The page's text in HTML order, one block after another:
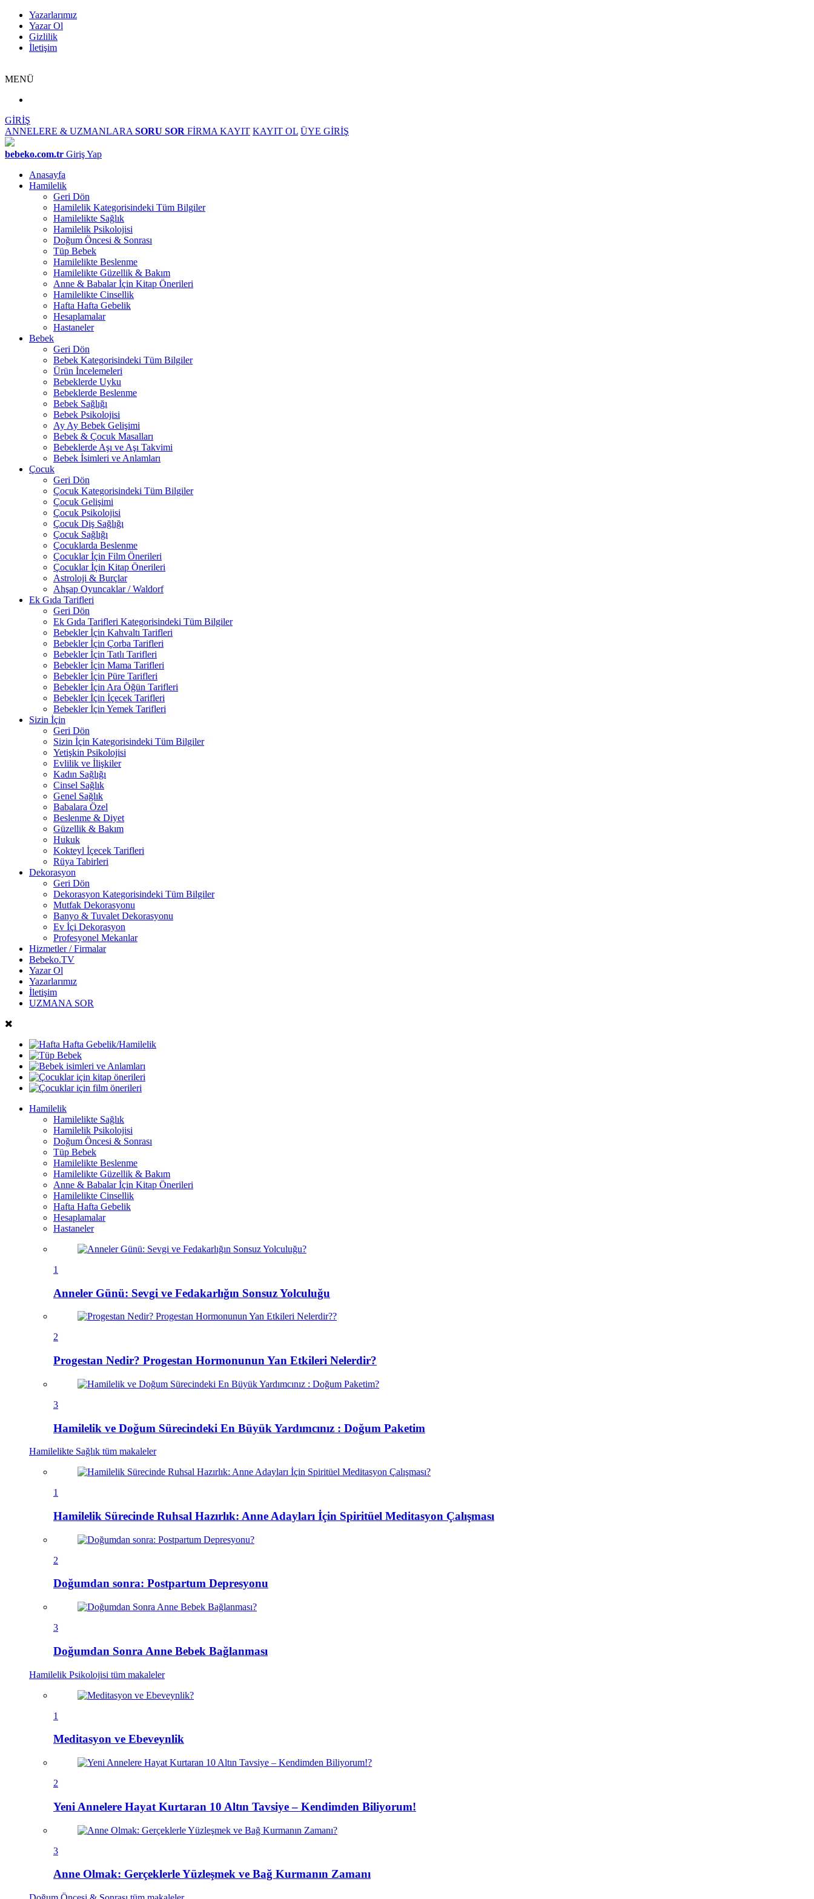
Yazarlarımız
Yazar Ol
Gizlilik
İletişim
MENÜ
GİRİŞ
ANNELERE & UZMANLARA SORU SOR FİRMA KAYIT KAYIT OL ÜYE GİRİŞ
bebeko.com.tr Giriş Yap
Anasayfa
Hamilelik
Geri Dön
Hamilelik Kategorisindeki Tüm Bilgiler
Hamilelikte Sağlık
Hamilelik Psikolojisi
Doğum Öncesi & Sonrası
Tüp Bebek
Hamilelikte Beslenme
Hamilelikte Güzellik & Bakım
Anne & Babalar İçin Kitap Önerileri
Hamilelikte Cinsellik
Hafta Hafta Gebelik
Hesaplamalar
Hastaneler
Bebek
Geri Dön
Bebek Kategorisindeki Tüm Bilgiler
Ürün İncelemeleri
Bebeklerde Uyku
Bebeklerde Beslenme
Bebek Sağlığı
Bebek Psikolojisi
Ay Ay Bebek Gelişimi
Bebek & Çocuk Masalları
Bebeklerde Aşı ve Aşı Takvimi
Bebek İsimleri ve Anlamları
Çocuk
Geri Dön
Çocuk Kategorisindeki Tüm Bilgiler
Çocuk Gelişimi
Çocuk Psikolojisi
Çocuk Diş Sağlığı
Çocuk Sağlığı
Çocuklarda Beslenme
Çocuklar İçin Film Önerileri
Çocuklar İçin Kitap Önerileri
Astroloji & Burçlar
Ahşap Oyuncaklar / Waldorf
Ek Gıda Tarifleri
Geri Dön
Ek Gıda Tarifleri Kategorisindeki Tüm Bilgiler
Bebekler İçin Kahvaltı Tarifleri
Bebekler İçin Çorba Tarifleri
Bebekler İçin Tatlı Tarifleri
Bebekler İçin Mama Tarifleri
Bebekler İçin Püre Tarifleri
Bebekler İçin Ara Öğün Tarifleri
Bebekler İçin İçecek Tarifleri
Bebekler İçin Yemek Tarifleri
Sizin İçin
Geri Dön
Sizin İçin Kategorisindeki Tüm Bilgiler
Yetişkin Psikolojisi
Evlilik ve İlişkiler
Kadın Sağlığı
Cinsel Sağlık
Genel Sağlık
Babalara Özel
Beslenme & Diyet
Güzellik & Bakım
Hukuk
Kokteyl İçecek Tarifleri
Rüya Tabirleri
Dekorasyon
Geri Dön
Dekorasyon Kategorisindeki Tüm Bilgiler
Mutfak Dekorasyonu
Banyo & Tuvalet Dekorasyonu
Ev İçi Dekorasyon
Profesyonel Mekanlar
Hizmetler / Firmalar
Bebeko.TV
Yazar Ol
Yazarlarımız
İletişim
UZMANA SOR
Hamilelik
Hamilelikte Sağlık
Hamilelik Psikolojisi
Doğum Öncesi & Sonrası
Tüp Bebek
Hamilelikte Beslenme
Hamilelikte Güzellik & Bakım
Anne & Babalar İçin Kitap Önerileri
Hamilelikte Cinsellik
Hafta Hafta Gebelik
Hesaplamalar
Hastaneler
1
Anneler Günü: Sevgi ve Fedakarlığın Sonsuz Yolculuğu
2
Progestan Nedir? Progestan Hormonunun Yan Etkileri Nelerdir?
3
Hamilelik ve Doğum Sürecindeki En Büyük Yardımcınız : Doğum Paketim
Hamilelikte Sağlık tüm makaleler
1
Hamilelik Sürecinde Ruhsal Hazırlık: Anne Adayları İçin Spiritüel Meditasyon Çalışması
2
Doğumdan sonra: Postpartum Depresyonu
3
Doğumdan Sonra Anne Bebek Bağlanması
Hamilelik Psikolojisi tüm makaleler
1
Meditasyon ve Ebeveynlik
2
Yeni Annelere Hayat Kurtaran 10 Altın Tavsiye – Kendimden Biliyorum!
3
Anne Olmak: Gerçeklerle Yüzleşmek ve Bağ Kurmanın Zamanı